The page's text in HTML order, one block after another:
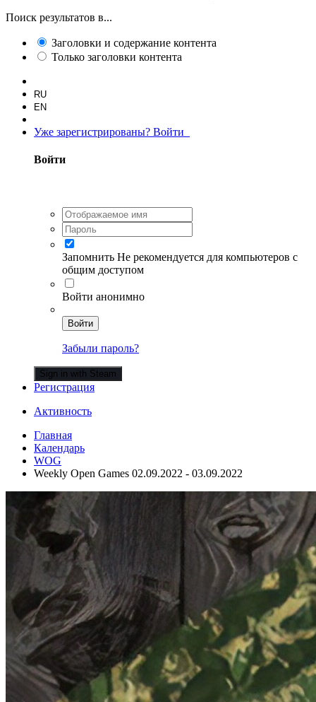
Поиск результатов в...
Заголовки и содержание контента
Только заголовки контента
RU
EN
Уже зарегистрированы? Войти
Войти
Запомнить Не рекомендуется для компьютеров с
общим доступом
Войти анонимно
Войти
Забыли пароль?
Sign in with Steam
Регистрация
Активность
Главная
Календарь
WOG
Weekly Open Games 02.09.2022 - 03.09.2022